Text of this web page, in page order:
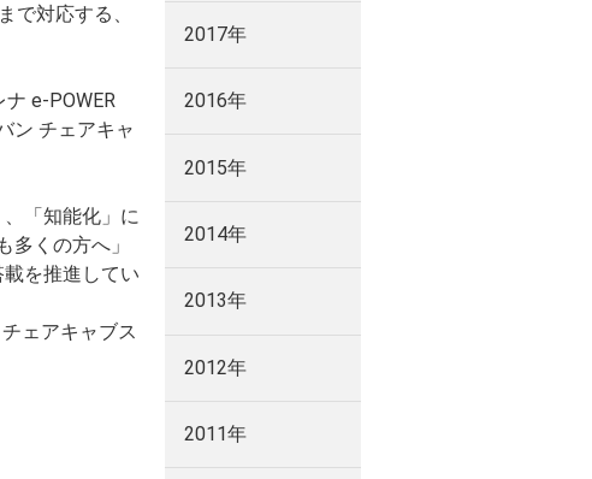
で対応する、
ナ e-POWER
ン チェアキャ
「知能化」に
くの方へ」
を推進してい
ェアキャブス
2017年
2016年
2015年
2014年
2013年
2012年
2011年